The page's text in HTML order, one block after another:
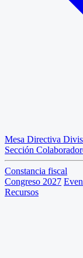
Mesa Directiva
Sección
Constancia fiscal
Congreso 2027
Recursos